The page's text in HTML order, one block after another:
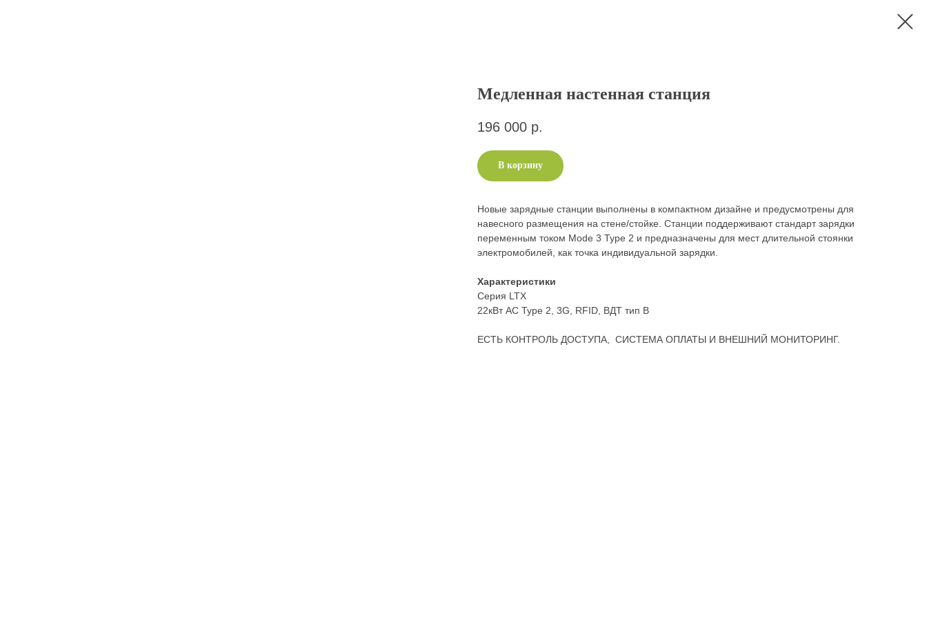
Медленная настенная станция
196 000 р.
В корзину
Новые зарядные станции выполнены в компактном дизайне и предусмотрены для
навесного размещения на стене/стойке. Станции поддерживают стандарт зарядки
переменным током Mode 3 Type 2 и предназначены для мест длительной стоянки
электромобилей, как точка индивидуальной зарядки.
Характеристики
Серия LTX
22кВт АС Type 2, 3G, RFID, ВДТ тип B
ЕСТЬ КОНТРОЛЬ ДОСТУПА, СИСТЕМА ОПЛАТЫ И ВНЕШНИЙ МОНИТОРИНГ.